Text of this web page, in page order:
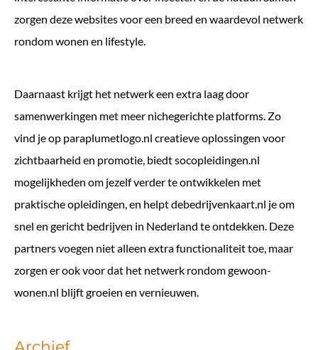
zorgen deze websites voor een breed en waardevol netwerk
rondom wonen en lifestyle.
Daarnaast krijgt het netwerk een extra laag door
samenwerkingen met meer nichegerichte platforms. Zo
vind je op paraplumetlogo.nl creatieve oplossingen voor
zichtbaarheid en promotie, biedtsocopleidingen.nl
mogelijkheden om jezelf verder te ontwikkelen met
praktische opleidingen, en helptdebedrijvenkaart.nl je om
snel en gericht bedrijven in Nederland te ontdekken. Deze
partners voegen niet alleen extra functionaliteit toe, maar
zorgen er ook voor dat het netwerk rondom gewoon-
wonen.nl blijft groeien en vernieuwen.